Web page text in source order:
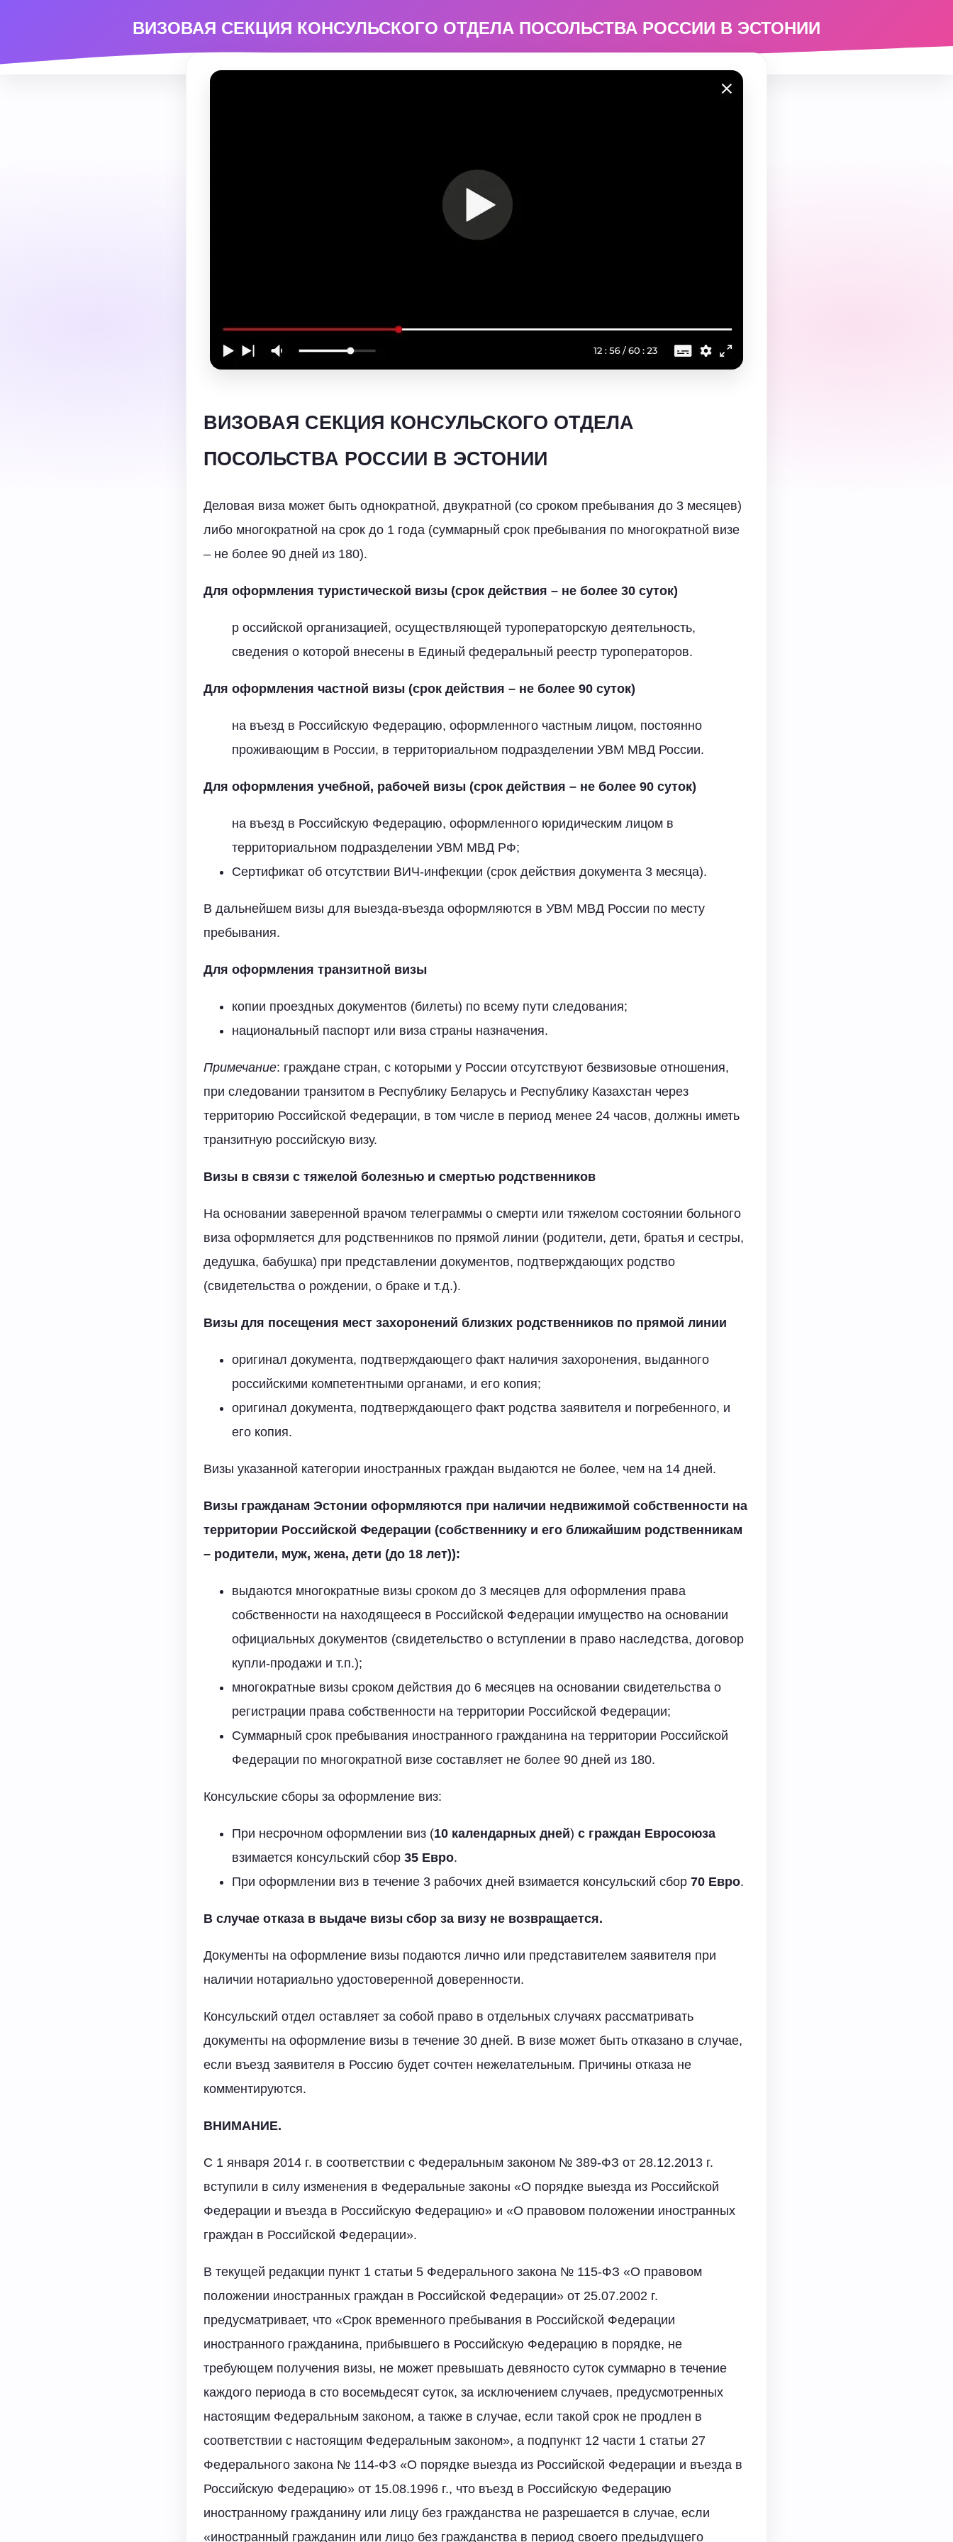
ВИЗОВАЯ СЕКЦИЯ КОНСУЛЬСКОГО ОТДЕЛА ПОСОЛЬСТВА РОССИИ В ЭСТОНИИ
ВИЗОВАЯ СЕКЦИЯ КОНСУЛЬСКОГО ОТДЕЛА
ПОСОЛЬСТВА РОССИИ В ЭСТОНИИ
Деловая виза может быть однократной, двукратной (со сроком пребывания до 3 месяцев)
либо многократной на срок до 1 года (суммарный срок пребывания по многократной визе
– не более 90 дней из 180).
Для оформления туристической визы (срок действия – не более 30 суток)
р оссийской организацией, осуществляющей туроператорскую деятельность,
сведения о которой внесены в Единый федеральный реестр туроператоров.
Для оформления частной визы (срок действия – не более 90 суток)
на въезд в Российскую Федерацию, оформленного частным лицом, постоянно
проживающим в России, в территориальном подразделении УВМ МВД России.
Для оформления учебной, рабочей визы (срок действия – не более 90 суток)
на въезд в Российскую Федерацию, оформленного юридическим лицом в
территориальном подразделении УВМ МВД РФ;
Сертификат об отсутствии ВИЧ-инфекции (срок действия документа 3 месяца).
В дальнейшем визы для выезда-въезда оформляются в УВМ МВД России по месту
пребывания.
Для оформления транзитной визы
копии проездных документов (билеты) по всему пути следования;
национальный паспорт или виза страны назначения.
Примечание: граждане стран, с которыми у России отсутствуют безвизовые отношения,
при следовании транзитом в Республику Беларусь и Республику Казахстан через
территорию Российской Федерации, в том числе в период менее 24 часов, должны иметь
транзитную российскую визу.
Визы в связи с тяжелой болезнью и смертью родственников
На основании заверенной врачом телеграммы о смерти или тяжелом состоянии больного
виза оформляется для родственников по прямой линии (родители, дети, братья и сестры,
дедушка, бабушка) при представлении документов, подтверждающих родство
(свидетельства о рождении, о браке и т.д.).
Визы для посещения мест захоронений близких родственников по прямой линии
оригинал документа, подтверждающего факт наличия захоронения, выданного
российскими компетентными органами, и его копия;
оригинал документа, подтверждающего факт родства заявителя и погребенного, и
его копия.
Визы указанной категории иностранных граждан выдаются не более, чем на 14 дней.
Визы гражданам Эстонии оформляются при наличии недвижимой собственности на
территории Российской Федерации (собственнику и его ближайшим родственникам
– родители, муж, жена, дети (до 18 лет)):
выдаются многократные визы сроком до 3 месяцев для оформления права
собственности на находящееся в Российской Федерации имущество на основании
официальных документов (свидетельство о вступлении в право наследства, договор
купли-продажи и т.п.);
многократные визы сроком действия до 6 месяцев на основании свидетельства о
регистрации права собственности на территории Российской Федерации;
Суммарный срок пребывания иностранного гражданина на территории Российской
Федерации по многократной визе составляет не более 90 дней из 180.
Консульские сборы за оформление виз:
При несрочном оформлении виз (10 календарных дней) с граждан Евросоюза
взимается консульский сбор 35 Евро.
При оформлении виз в течение 3 рабочих дней взимается консульский сбор 70 Евро.
В случае отказа в выдаче визы сбор за визу не возвращается.
Документы на оформление визы подаются лично или представителем заявителя при
наличии нотариально удостоверенной доверенности.
Консульский отдел оставляет за собой право в отдельных случаях рассматривать
документы на оформление визы в течение 30 дней. В визе может быть отказано в случае,
если въезд заявителя в Россию будет сочтен нежелательным. Причины отказа не
комментируются.
ВНИМАНИЕ.
С 1 января 2014 г. в соответствии с Федеральным законом № 389-ФЗ от 28.12.2013 г.
вступили в силу изменения в Федеральные законы «О порядке выезда из Российской
Федерации и въезда в Российскую Федерацию» и «О правовом положении иностранных
граждан в Российской Федерации».
В текущей редакции пункт 1 статьи 5 Федерального закона № 115-ФЗ «О правовом
положении иностранных граждан в Российской Федерации» от 25.07.2002 г.
предусматривает, что «Срок временного пребывания в Российской Федерации
иностранного гражданина, прибывшего в Российскую Федерацию в порядке, не
требующем получения визы, не может превышать девяносто суток суммарно в течение
каждого периода в сто восемьдесят суток, за исключением случаев, предусмотренных
настоящим Федеральным законом, а также в случае, если такой срок не продлен в
соответствии с настоящим Федеральным законом», а подпункт 12 части 1 статьи 27
Федерального закона № 114-ФЗ «О порядке выезда из Российской Федерации и въезда в
Российскую Федерацию» от 15.08.1996 г., что въезд в Российскую Федерацию
иностранному гражданину или лицу без гражданства не разрешается в случае, если
«иностранный гражданин или лицо без гражданства в период своего предыдущего